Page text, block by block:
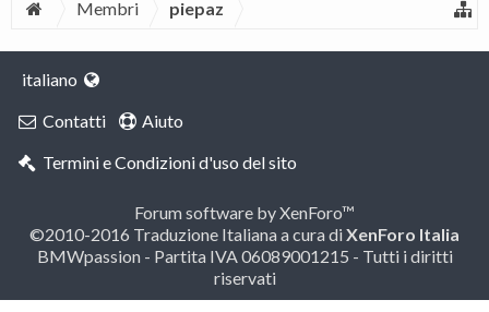
Membri piepaz
italiano
Contatti
Aiuto
Termini e Condizioni d'uso del sito
Forum software by XenForo™
©2010-2016 Traduzione Italiana a cura diXenForo Italia
BMWpassion - Partita IVA 06089001215 - Tutti i diritti
riservati